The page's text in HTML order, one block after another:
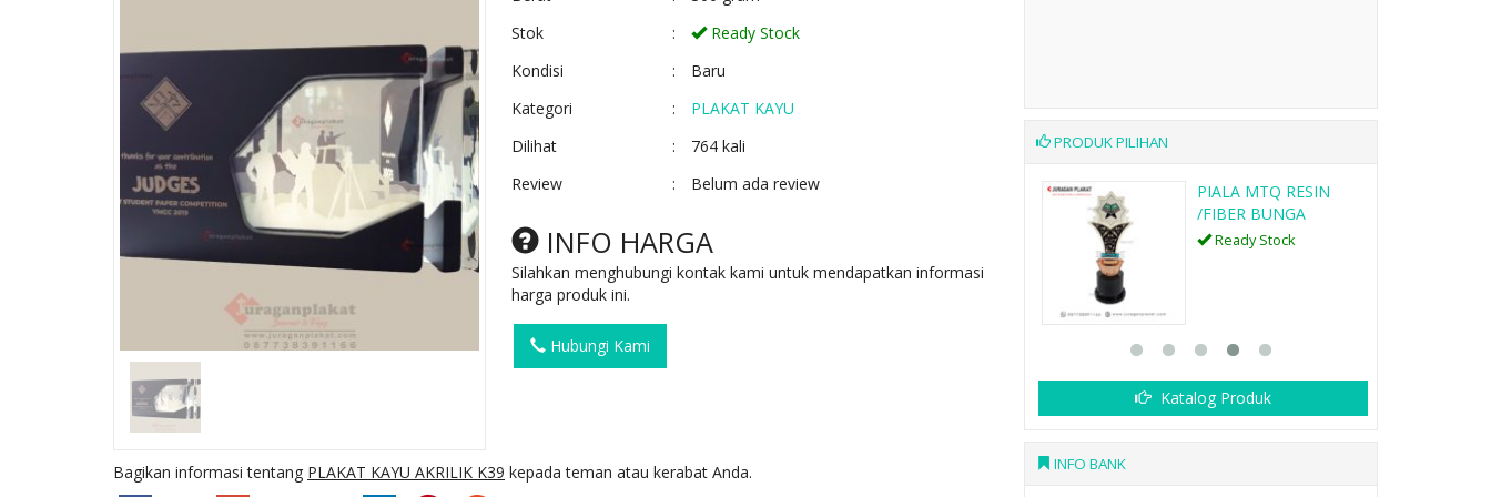
Stok
:
Ready Stock
Kondisi
:
Baru
Kategori
:
PLAKAT KAYU
Dilihat
:
764 kali
Review
: Belum ada review
INFO HARGA
Silahkan menghubungi kontak kami untuk mendapatkan informasi
harga produk ini.
Hubungi Kami
Bagikan informasi tentang PLAKAT KAYU AKRILIK K39 kepada teman atau kerabat Anda.
PRODUK PILIHAN
PLAKAT FIBER R5
Ready Stock
SKU: R5
VANDEL RESIN FIBER
Ready Stock
PLAKAT AKRILIK 5
Ready Stock
SKU: A5
Katalog Produk
INFO BANK